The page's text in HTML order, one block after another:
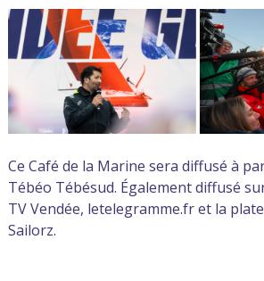
Ce Café de la Marine sera diffusé à
Tébéo Tébésud. Également diffusé
TV Vendée, letelegramme.fr et la
Sailorz.